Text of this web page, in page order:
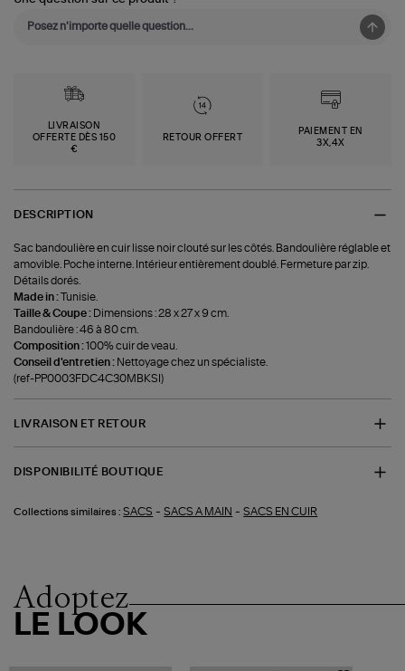
LIVRAISON
OFFERTE DÈS 150
€
RETOUR OFFERT
PAIEMENT EN
3X,4X
DESCRIPTION
Sac bandoulière en cuir lisse noir clouté sur les côtés. Bandoulière réglable et
amovible. Poche interne. Intérieur entièrement doublé. Fermeture par zip.
Détails dorés.
Made in :Tunisie.
Taille & Coupe : Dimensions : 28 x 27 x 9 cm.
Bandoulière : 46 à 80 cm.
Composition :100% cuir de veau.
Conseil d'entretien : Nettoyage chez un spécialiste.
(ref-PP0003FDC4C30MBKSI)
LIVRAISON ET RETOUR
DISPONIBILITÉ BOUTIQUE
Collections similaires : SACS -SACS A MAIN -SACS EN CUIR
Adoptez
LE LOOK